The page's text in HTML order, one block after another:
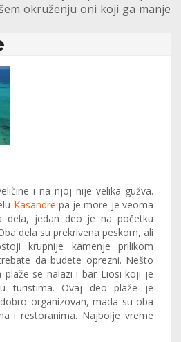
okruženju oni koji ga manje
i na njoj nije velika gužva.
Kasandre pa je more je veoma
dela, jedan deo je na početku
dela su prekrivena peskom, ali
krupnije kamenje prilikom
da budete oprezni. Nešto
plaže se nalazi i bar Liosi koji je
turistima. Ovaj deo plaže je
organizovan, mada su oba
i restoranima. Najbolje vreme